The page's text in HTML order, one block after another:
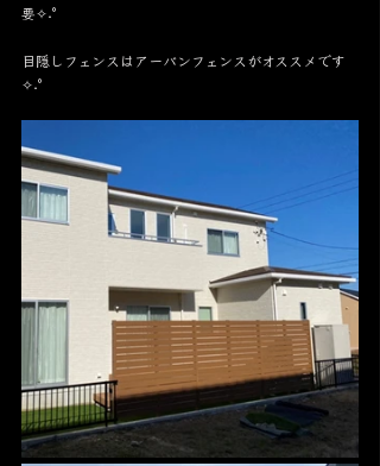
要✧˖°
目隠しフェンスはアーバンフェンスがオススメです
✧˖°